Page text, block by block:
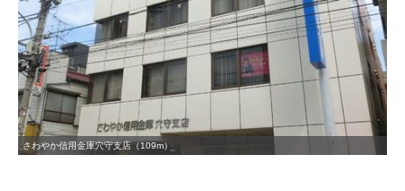
さわやか信用金庫穴守支店（109m）